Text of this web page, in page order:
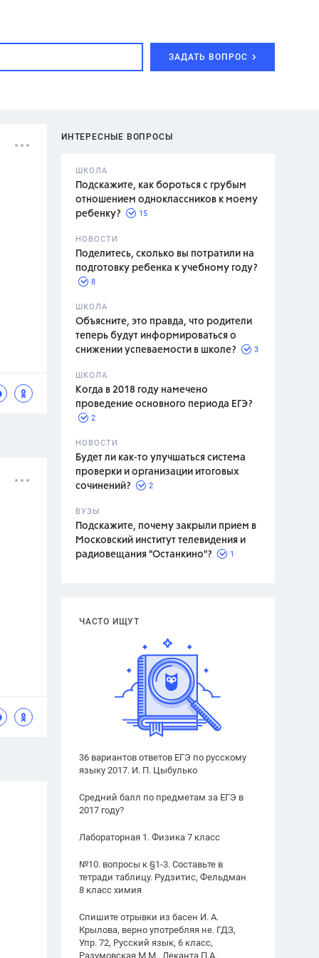
ЗАДАТЬ ВОПРОС
ИНТЕРЕСНЫЕ ВОПРОСЫ
ШКОЛА
Подскажите, как бороться с грубым
отношением одноклассников к моему
ребенку?
15
НОВОСТИ
Поделитесь, сколько вы потратили на
подготовку ребенка к учебному году?
8
ШКОЛА
Объясните, это правда, что родители
теперь будут информироваться о
снижении успеваемости в школе?
3
ШКОЛА
Когда в 2018 году намечено
проведение основного периода ЕГЭ?
2
НОВОСТИ
Будет ли как-то улучшаться система
проверки и организации итоговых
сочинений?
2
ВУЗЫ
Подскажите, почему закрыли прием в
Московский институт телевидения и
радиовещания "Останкино"?
1
ЧАСТО ИЩУТ
36 вариантов ответов ЕГЭ по русскому
языку 2017. И. П. Цыбулько
Средний балл по предметам за ЕГЭ в
2017 году?
Лабораторная 1. Физика 7 класс
№10. вопросы к §1-3. Составьте в
тетради таблицу. Рудзитис, Фельдман
8 класс химия
Спишите отрывки из басен И. А.
Крылова, верно употребляя не. ГДЗ,
Упр. 72, Русский язык, 6 класс,
Разумовская М.М., Леканта П.А.